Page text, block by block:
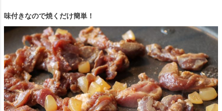
味付きなので焼くだけ簡単！